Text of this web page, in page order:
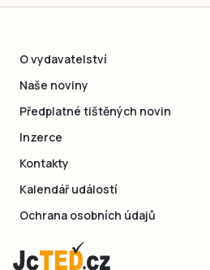
O vydavatelství
Naše noviny
Předplatné tištěných novin
Inzerce
Kontakty
Kalendář událostí
Ochrana osobních údajů